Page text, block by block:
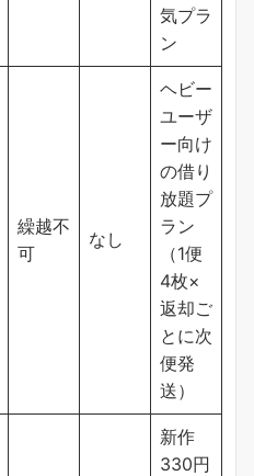
気プラ
ン
繰越不
可
なし
ヘビー
ユーザ
ー向け
の借り
放題プ
ラン
（1便
4枚×
返却ご
とに次
便発
送）
新作
330円